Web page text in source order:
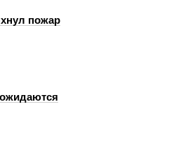
пожар